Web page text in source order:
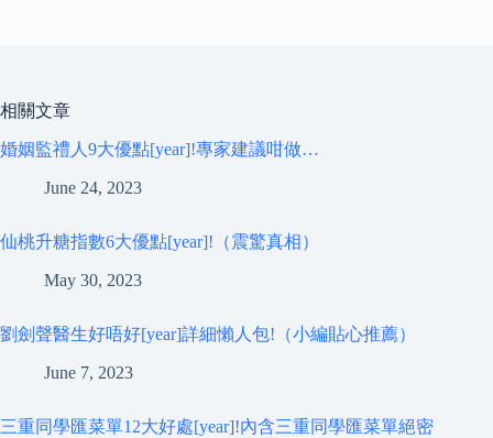
相關文章
婚姻監禮人9大優點[year]!專家建議咁做…
June 24, 2023
仙桃升糖指數6大優點[year]!（震驚真相）
May 30, 2023
劉劍聲醫生好唔好[year]詳細懶人包!（小編貼心推薦）
June 7, 2023
三重同學匯菜單12大好處[year]!內含三重同學匯菜單絕密